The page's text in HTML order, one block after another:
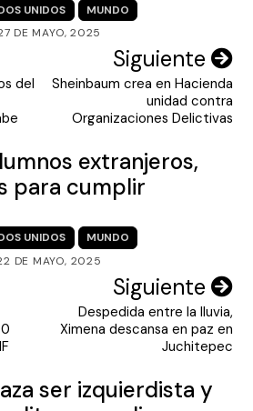
UNIDOS
MUNDO
DE MAYO, 2025
del
Siguiente
Sheinbaum crea en Hacienda
unidad contra
Organizaciones Delictivas
extranjeros,
para cumplir
UNIDOS
MUNDO
DE MAYO, 2025
Siguiente
Despedida entre la lluvia,
Ximena descansa en paz en
Juchitepec
ser izquierdista y